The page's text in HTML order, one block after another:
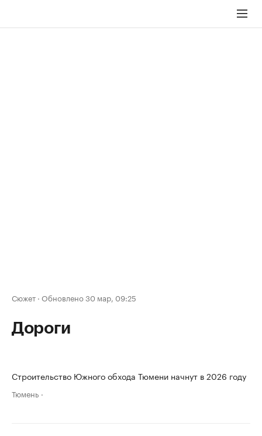
Сюжет · Обновлено 30 мар, 09:25
Дороги
Строительство Южного обхода Тюмени начнут в 2026 году
Тюмень